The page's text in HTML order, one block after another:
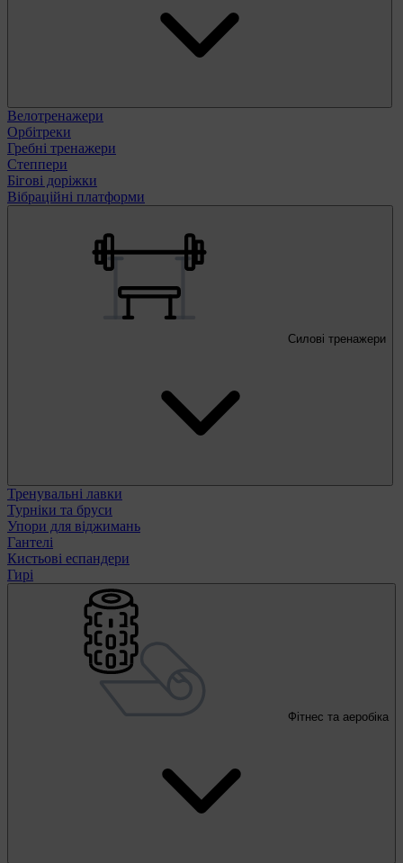
Велотренажери
Орбітреки
Гребні тренажери
Степпери
Бігові доріжки
Вібраційні платформи
Силові тренажери
Тренувальні лавки
Турніки та бруси
Упори для віджимань
Гантелі
Кистьові еспандери
Гирі
Фітнес та аеробіка